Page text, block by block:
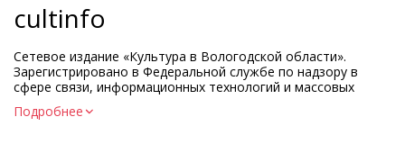
cultinfo
Сетевое издание «Культура в Вологодской области».
Зарегистрировано в Федеральной службе по надзору в
сфере связи, информационных технологий и массовых
коммуникаций.
Регистрационный номер и дата принятия решения о
Подробнее